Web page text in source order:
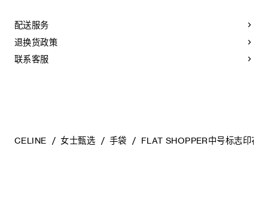
建议您：
- 防止潮湿；避免接触液体、护手霜、洗手液、化妆品及香水。
如果您的手袋不慎接触到水或上述物质，请用干燥且不带绒毛
配送服务
退换货政策
联系客服
CELINE 女士甄选 手袋 FLAT SHOPPER中号标志印花